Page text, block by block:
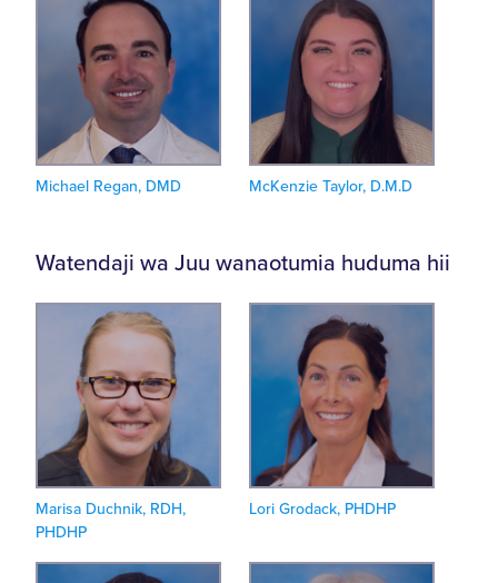
Michael Regan, DMD McKenzie Taylor, D.M.D
Watendaji wa Juu wanaotumia huduma hii
Marisa Duchnik, RDH,
PHDHP
Lori Grodack, PHDHP